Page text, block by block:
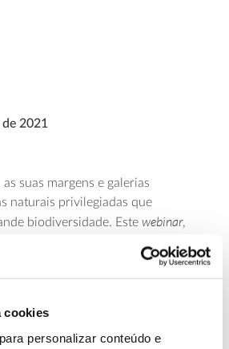
cookies
personalizar conteúdo e
2021
suas margens e galerias
naturais privilegiadas que
biodiversidade. Este webinar,
transmitindo os conceitos
e as melhores práticas
mas a